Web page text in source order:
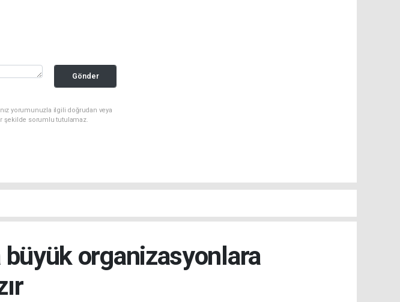
Gönder
yorumunuzla ilgili doğrudan veya
şekilde sorumlu tutulamaz.
büyük organizasyonlara